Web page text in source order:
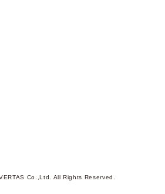
Co.,Ltd. All Rights Reserved.